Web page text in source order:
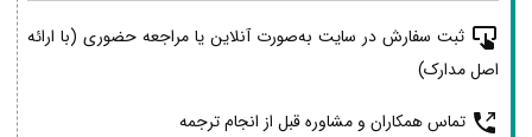
ثبت سفارش در سایت به‌صورت آنلاین یا مراجعه حضوری (با ارائه
اصل مدارک)
تماس همکاران و مشاوره قبل از انجام ترجمه